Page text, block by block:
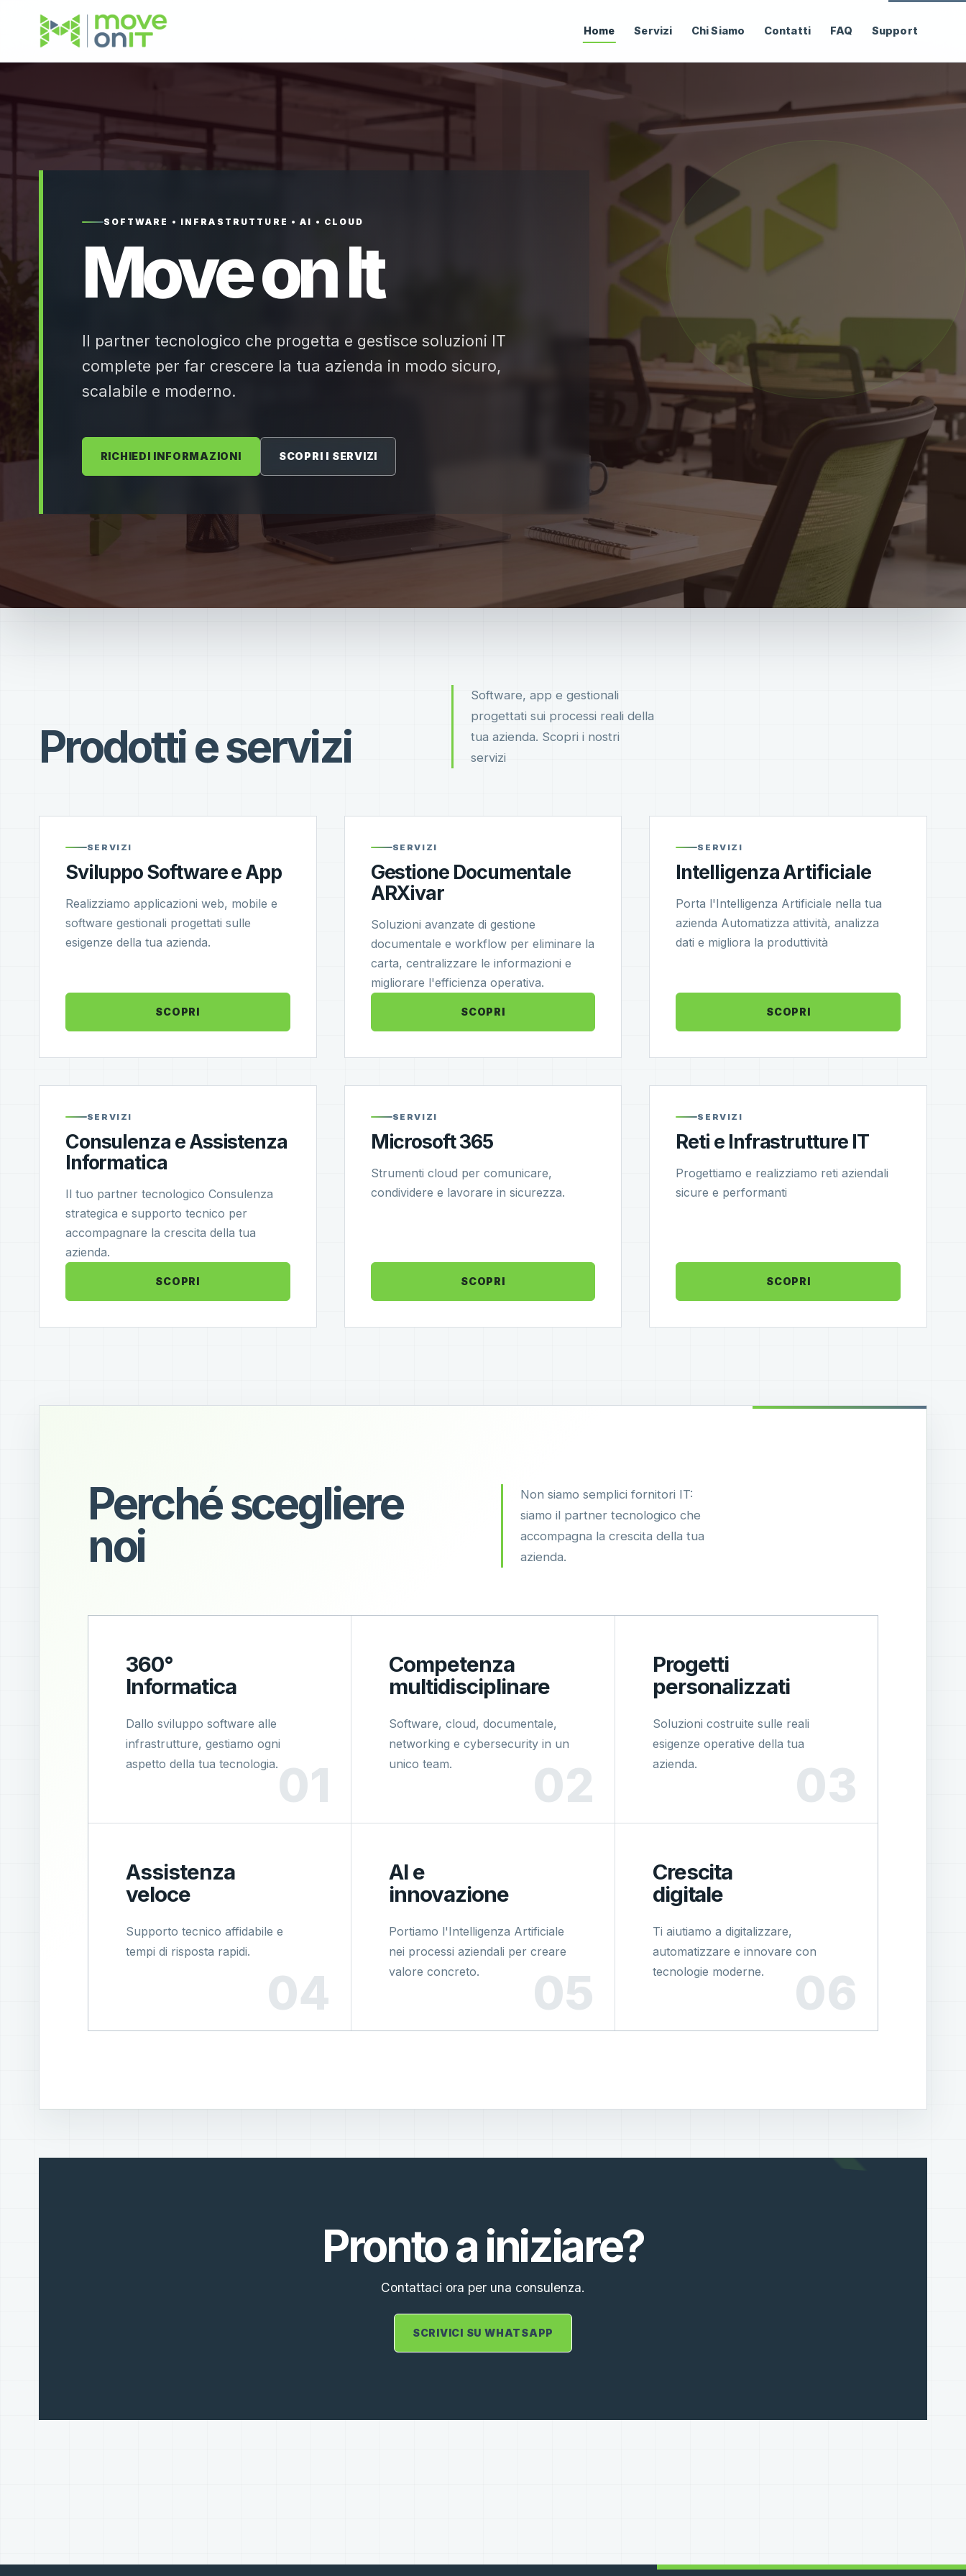
Home Servizi Chi Siamo Contatti FAQ Support
SOFTWARE • INFRASTRUTTURE • AI • CLOUD
Move on It
Il partner tecnologico che progetta e gestisce soluzioni IT
complete per far crescere la tua azienda in modo sicuro,
scalabile e moderno.
RICHIEDI INFORMAZIONI SCOPRI I SERVIZI
Prodotti e servizi
Software, app e gestionali
progettati sui processi reali della
tua azienda. Scopri i nostri
servizi
SERVIZI
Sviluppo Software e App
Realizziamo applicazioni web, mobile e
software gestionali progettati sulle
esigenze della tua azienda.
SCOPRI
SERVIZI
Gestione Documentale
ARXivar
Soluzioni avanzate di gestione
documentale e workflow per eliminare la
carta, centralizzare le informazioni e
migliorare l'efficienza operativa.
SCOPRI
SERVIZI
Intelligenza Artificiale
Porta l'Intelligenza Artificiale nella tua
azienda Automatizza attività, analizza
dati e migliora la produttività
SCOPRI
SERVIZI
Consulenza e Assistenza
Informatica
Il tuo partner tecnologico Consulenza
strategica e supporto tecnico per
accompagnare la crescita della tua
azienda.
SCOPRI
SERVIZI
Microsoft 365
Strumenti cloud per comunicare,
condividere e lavorare in sicurezza.
SCOPRI
SERVIZI
Reti e Infrastrutture IT
Progettiamo e realizziamo reti aziendali
sicure e performanti
SCOPRI
Perché scegliere
noi
Non siamo semplici fornitori IT:
siamo il partner tecnologico che
accompagna la crescita della tua
azienda.
360°
Informatica
Dallo sviluppo software alle
infrastrutture, gestiamo ogni
aspetto della tua tecnologia.
Competenza
multidisciplinare
Software, cloud, documentale,
networking e cybersecurity in un
unico team.
Progetti
personalizzati
Soluzioni costruite sulle reali
esigenze operative della tua
azienda.
Assistenza
veloce
Supporto tecnico affidabile e
tempi di risposta rapidi.
AI e
innovazione
Portiamo l'Intelligenza Artificiale
nei processi aziendali per creare
valore concreto.
Crescita
digitale
Ti aiutiamo a digitalizzare,
automatizzare e innovare con
tecnologie moderne.
Pronto a iniziare?
Contattaci ora per una consulenza.
SCRIVICI SU WHATSAPP